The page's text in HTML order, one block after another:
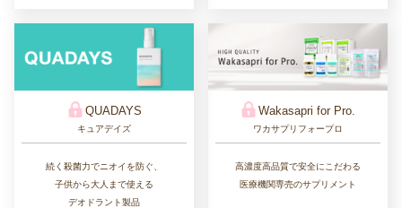
QUADAYS
キュアデイズ
続く殺菌力でニオイを防ぐ、
子供から大人まで使える
デオドラント製品
Wakasapri for Pro.
ワカサプリフォープロ
高濃度高品質で安全にこだわる
医療機関専売のサプリメント